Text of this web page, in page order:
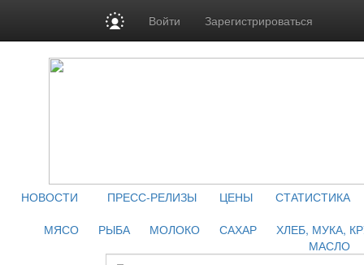
Войти Зарегистрироваться
НОВОСТИ ПРЕСС-РЕЛИЗЫ ЦЕНЫ
СТАТИСТИКА
МЯСО
РЫБА МОЛОКО САХАР
ХЛЕБ, МУКА,
МАСЛО